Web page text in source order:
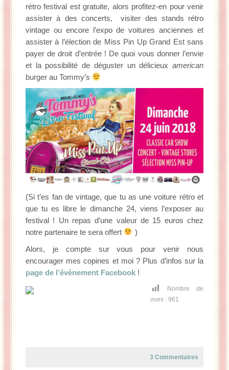
rétro festival est gratuite, alors profitez-en pour venir
assister à des concerts, visiter des stands rétro
vintage ou encore l’expo de voitures anciennes et
assister à l’élection de Miss Pin Up Grand Est sans
payer de droit d’entrée ! De quoi vous donner l’envie
et la possibilité de déguster un délicieux american
burger au Tommy’s
(Si t’es fan de vintage, que tu as une voiture rétro et
que tu es libre le dimanche 24, viens l’exposer au
festival ! Un repas d’une valeur de 15 euros chez
notre partenaire te sera offert
)
Alors, je compte sur vous pour venir nous
encourager mes copines et moi ? Plus d’infos sur la
page de l’évènement Facebook !
Nombre de
vues : 961
3 Commentaires